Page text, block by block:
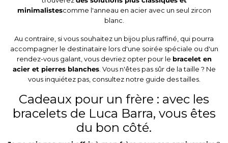
minimalistescomme l'anneau en acier avec un seul zircon
blanc.
Au contraire, si vous souhaitez un bijou plus raffiné, qui pourra
accompagner le destinataire lors d'une soirée spéciale ou d'un
rendez-vous galant, vous devriez opter pour le bracelet en
acier et pierres blanches. Vous n'êtes pas sûr de la taille ? Ne
vous inquiétez pas, consultez notre guide des tailles.
Cadeaux pour un frère : avec les
bracelets de Luca Barra, vous êtes
du bon côté.